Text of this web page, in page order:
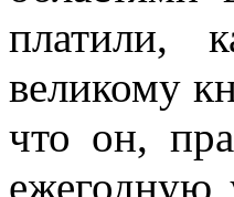
платили,
великому
что он,
ежегодную